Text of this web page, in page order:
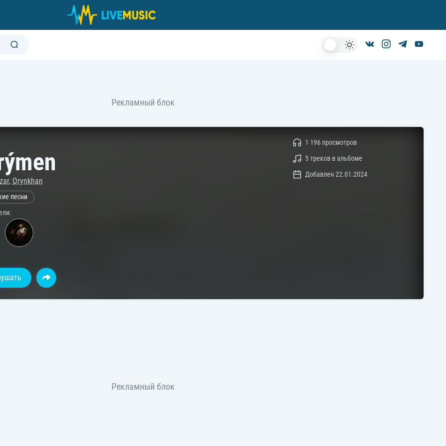
, Orynkhan
песни
1 196 просмотров
5 треков в альбоме
Добавлен 22.01.2024